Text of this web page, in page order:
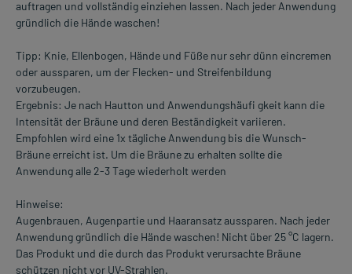
auftragen und vollständig einziehen lassen. Nach jeder Anwendung
gründlich die Hände waschen!
Tipp: Knie, Ellenbogen, Hände und Füße nur sehr dünn eincremen
oder aussparen, um der Flecken- und Streifenbildung
vorzubeugen.
Ergebnis: Je nach Hautton und Anwendungshäufi gkeit kann die
Intensität der Bräune und deren Beständigkeit variieren.
Empfohlen wird eine 1x tägliche Anwendung bis die Wunsch-
Bräune erreicht ist. Um die Bräune zu erhalten sollte die
Anwendung alle 2-3 Tage wiederholt werden
Hinweise:
Augenbrauen, Augenpartie und Haaransatz aussparen. Nach jeder
Anwendung gründlich die Hände waschen! Nicht über 25 °C lagern.
Das Produkt und die durch das Produkt verursachte Bräune
schützen nicht vor UV-Strahlen.